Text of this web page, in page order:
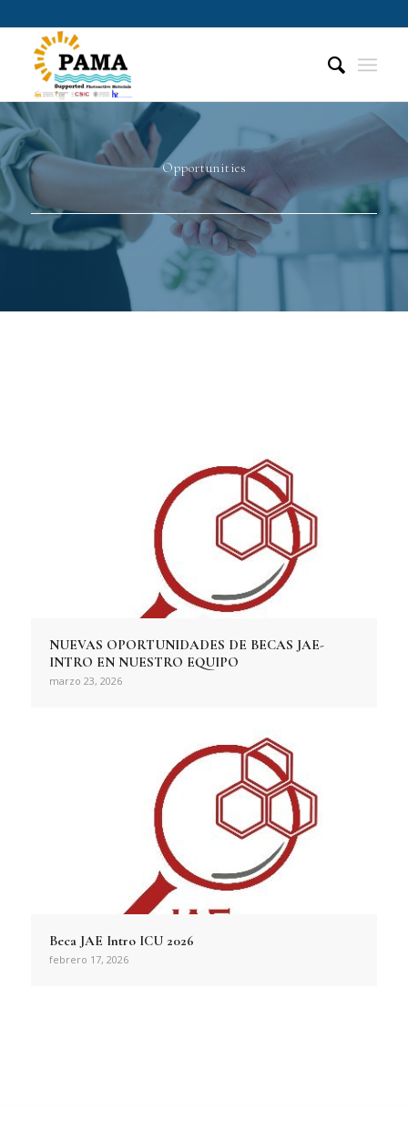
Opportunities
NUEVAS OPORTUNIDADES DE BECAS JAE-
INTRO EN NUESTRO EQUIPO
marzo 23, 2026
Beca JAE Intro ICU 2026
febrero 17, 2026